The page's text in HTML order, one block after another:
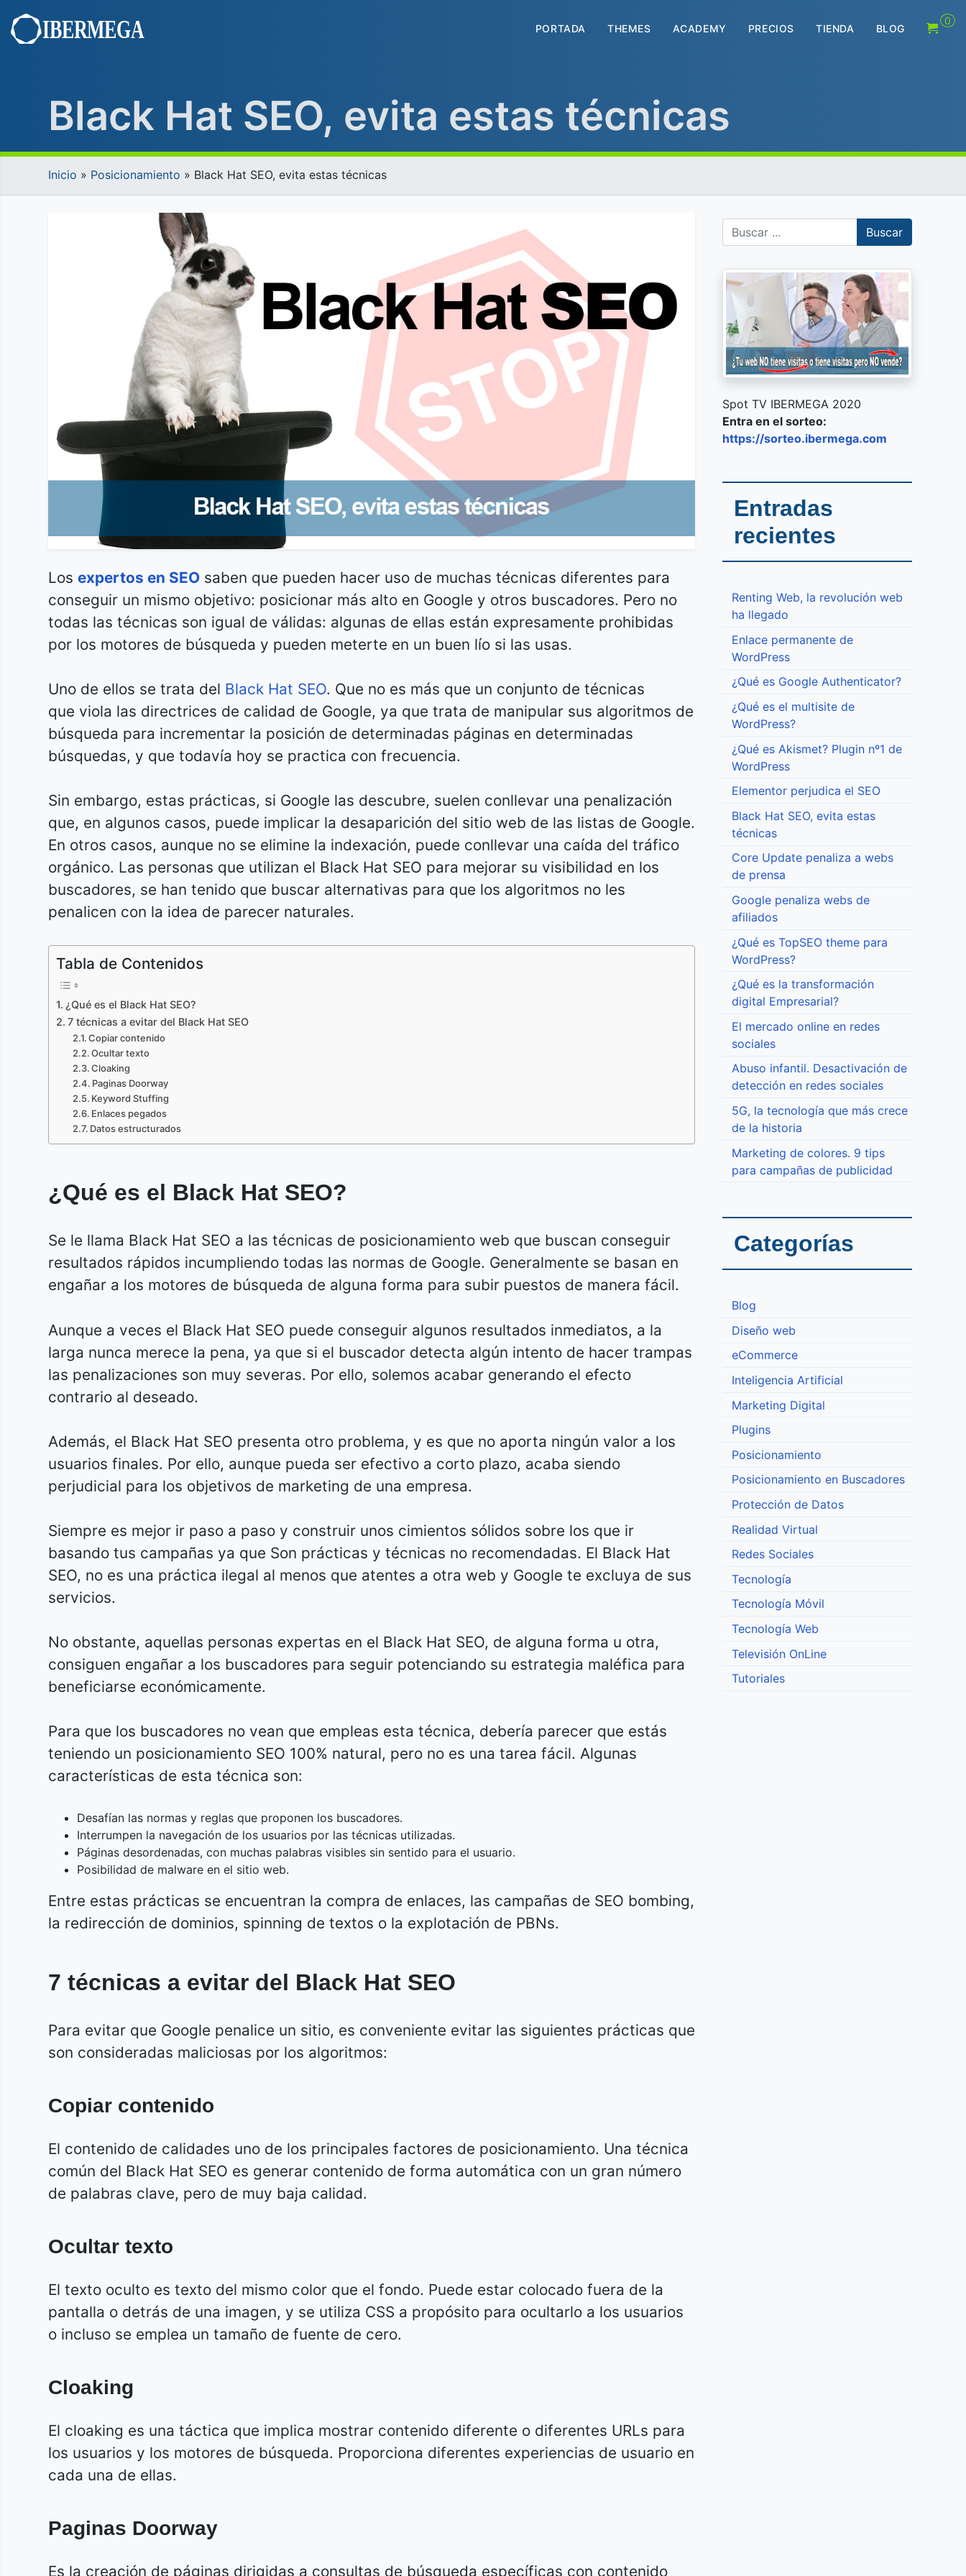
contenido
PORTADA THEMES ACADEMY PRECIOS TIENDA BLOG
0
Black Hat SEO, evita estas técnicas
Inicio » Posicionamiento » Black Hat SEO, evita estas técnicas
Los expertos en SEO saben que pueden hacer uso de muchas técnicas diferentes para
conseguir un mismo objetivo: posicionar más alto en Google y otros buscadores. Pero no
todas las técnicas son igual de válidas: algunas de ellas están expresamente prohibidas
por los motores de búsqueda y pueden meterte en un buen lío si las usas.
Uno de ellos se trata del Black Hat SEO. Que no es más que un conjunto de técnicas
que viola las directrices de calidad de Google, ya que trata de manipular sus algoritmos de
búsqueda para incrementar la posición de determinadas páginas en determinadas
búsquedas, y que todavía hoy se practica con frecuencia.
Sin embargo, estas prácticas, si Google las descubre, suelen conllevar una penalización
que, en algunos casos, puede implicar la desaparición del sitio web de las listas de Google.
En otros casos, aunque no se elimine la indexación, puede conllevar una caída del tráfico
orgánico. Las personas que utilizan el Black Hat SEO para mejorar su visibilidad en los
buscadores, se han tenido que buscar alternativas para que los algoritmos no les
penalicen con la idea de parecer naturales.
Tabla de Contenidos
¿Qué es el Black Hat SEO?
7 técnicas a evitar del Black Hat SEO
Copiar contenido
Ocultar texto
Cloaking
Paginas Doorway
Keyword Stuffing
Enlaces pegados
Datos estructurados
¿Qué es el Black Hat SEO?
Se le llama Black Hat SEO a las técnicas de posicionamiento web que buscan conseguir
resultados rápidos incumpliendo todas las normas de Google. Generalmente se basan en
engañar a los motores de búsqueda de alguna forma para subir puestos de manera fácil.
Aunque a veces el Black Hat SEO puede conseguir algunos resultados inmediatos, a la
larga nunca merece la pena, ya que si el buscador detecta algún intento de hacer trampas
las penalizaciones son muy severas. Por ello, solemos acabar generando el efecto
contrario al deseado.
Además, el Black Hat SEO presenta otro problema, y es que no aporta ningún valor a los
usuarios finales. Por ello, aunque pueda ser efectivo a corto plazo, acaba siendo
perjudicial para los objetivos de marketing de una empresa.
Siempre es mejor ir paso a paso y construir unos cimientos sólidos sobre los que ir
basando tus campañas ya que Son prácticas y técnicas no recomendadas. El Black Hat
SEO, no es una práctica ilegal al menos que atentes a otra web y Google te excluya de sus
servicios.
No obstante, aquellas personas expertas en el Black Hat SEO, de alguna forma u otra,
consiguen engañar a los buscadores para seguir potenciando su estrategia maléfica para
beneficiarse económicamente.
Para que los buscadores no vean que empleas esta técnica, debería parecer que estás
teniendo un posicionamiento SEO 100% natural, pero no es una tarea fácil. Algunas
características de esta técnica son:
Desafían las normas y reglas que proponen los buscadores.
Interrumpen la navegación de los usuarios por las técnicas utilizadas.
Páginas desordenadas, con muchas palabras visibles sin sentido para el usuario.
Posibilidad de malware en el sitio web.
Entre estas prácticas se encuentran la compra de enlaces, las campañas de SEO bombing,
la redirección de dominios, spinning de textos o la explotación de PBNs.
7 técnicas a evitar del Black Hat SEO
Para evitar que Google penalice un sitio, es conveniente evitar las siguientes prácticas que
son consideradas maliciosas por los algoritmos:
Copiar contenido
El contenido de calidades uno de los principales factores de posicionamiento. Una técnica
común del Black Hat SEO es generar contenido de forma automática con un gran número
de palabras clave, pero de muy baja calidad.
Ocultar texto
El texto oculto es texto del mismo color que el fondo. Puede estar colocado fuera de la
pantalla o detrás de una imagen, y se utiliza CSS a propósito para ocultarlo a los usuarios
o incluso se emplea un tamaño de fuente de cero.
Cloaking
El cloaking es una táctica que implica mostrar contenido diferente o diferentes URLs para
los usuarios y los motores de búsqueda. Proporciona diferentes experiencias de usuario en
cada una de ellas.
Paginas Doorway
Es la creación de páginas dirigidas a consultas de búsqueda específicas con contenido
Buscar
Spot TV IBERMEGA 2020
Entra en el sorteo:
https://sorteo.ibermega.com
Entradas
recientes
Renting Web, la revolución web
ha llegado
Enlace permanente de
WordPress
¿Qué es Google Authenticator?
¿Qué es el multisite de
WordPress?
¿Qué es Akismet? Plugin nº1 de
WordPress
Elementor perjudica el SEO
Black Hat SEO, evita estas
técnicas
Core Update penaliza a webs
de prensa
Google penaliza webs de
afiliados
¿Qué es TopSEO theme para
WordPress?
¿Qué es la transformación
digital Empresarial?
El mercado online en redes
sociales
Abuso infantil. Desactivación de
detección en redes sociales
5G, la tecnología que más crece
de la historia
Marketing de colores. 9 tips
para campañas de publicidad
Categorías
Blog
Diseño web
eCommerce
Inteligencia Artificial
Marketing Digital
Plugins
Posicionamiento
Posicionamiento en Buscadores
Protección de Datos
Realidad Virtual
Redes Sociales
Tecnología
Tecnología Móvil
Tecnología Web
Televisión OnLine
Tutoriales